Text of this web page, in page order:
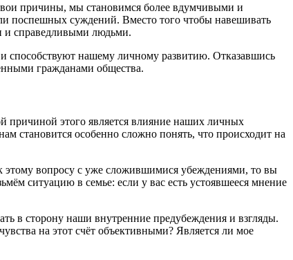
причины, мы становимся более вдумчивыми и
поспешных суждений. Вместо того чтобы навешивать
и справедливыми людьми.
способствуют нашему личному развитию. Отказавшись
гражданами общества.
причиной этого является влияние наших личных
становится особенно сложно понять, что происходит на
этому вопросу с уже сложившимися убеждениями, то вы
ситуацию в семье: если у вас есть устоявшееся мнение
в сторону наши внутренние предубеждения и взгляды.
на этот счёт объективными? Является ли мое